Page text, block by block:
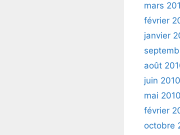
mars
février
janvier
août
juin 2010
mai 2010
février
octobre